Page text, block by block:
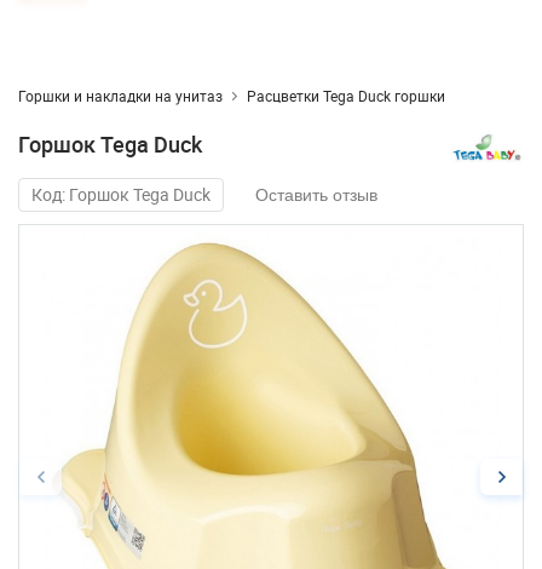
Горшки и накладки на унитаз Расцветки Tega Duck горшки
Горшок Tega Duck
Код: Горшок Tega Duck Оставить отзыв